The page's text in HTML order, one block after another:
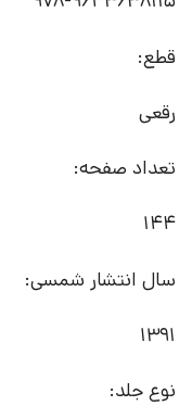
قطع:
رقعی
تعداد صفحه:
144
سال انتشار شمسی:
1391
نوع جلد: